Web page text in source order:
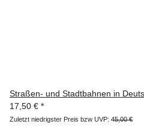
Straßen- und Stadtbahnen in
17,50 € *
Zuletzt niedrigster Preis bzw UVP: 45,00 €